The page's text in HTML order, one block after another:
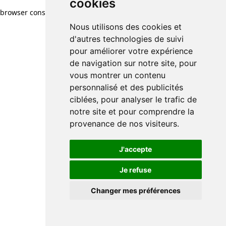
cookies
Nous utilisons des cookies et
d'autres technologies de suivi
pour améliorer votre expérience
de navigation sur notre site, pour
vous montrer un contenu
personnalisé et des publicités
ciblées, pour analyser le trafic de
notre site et pour comprendre la
provenance de nos visiteurs.
J'accepte
Je refuse
Changer mes préférences
browser console for more information)